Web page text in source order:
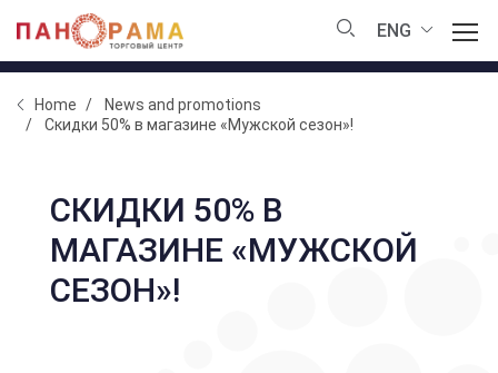
ENG
Home
News and promotions
Скидки 50% в магазине «Мужской сезон»!
СКИДКИ 50% В
МАГАЗИНЕ «МУЖСКОЙ
СЕЗОН»!